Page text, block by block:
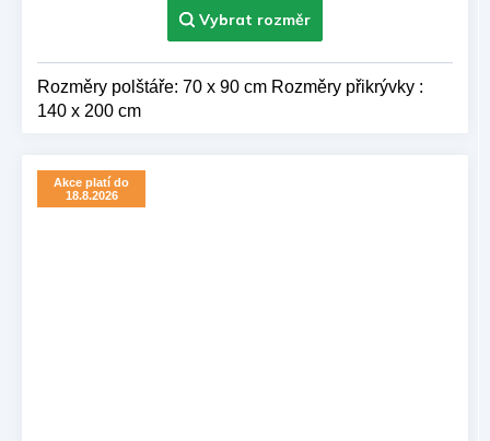
Rozměry polštáře: 70 x 90 cm Rozměry přikrývky :
140 x 200 cm
Akce platí do
18.8.2026